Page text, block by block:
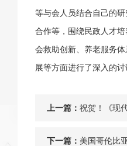
等与会人员结合自己的
合作等，围绕民政人才
会救助创新、养老服务
展等方面进行了深入的讨
上一篇： 祝贺！《现
度上海高校
下一篇： 美国哥伦比